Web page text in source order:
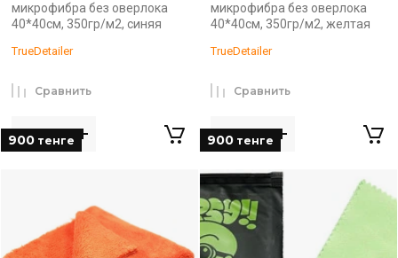
микрофибра без оверлока
40*40см, 350гр/м2, синяя
TrueDetailer
900 тенге
Сравнить
микрофибра без оверлока
40*40см, 350гр/м2, желтая
TrueDetailer
900 тенге
Сравнить